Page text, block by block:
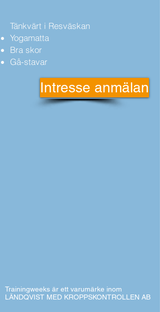
Tänkvärt i Resväskan
Yogamatta
Bra skor
Gå-stavar
Intresse anmälan
Trainingweeks är ett varumärke inom
LÄNDQVIST MED KROPPSKONTROLLEN AB